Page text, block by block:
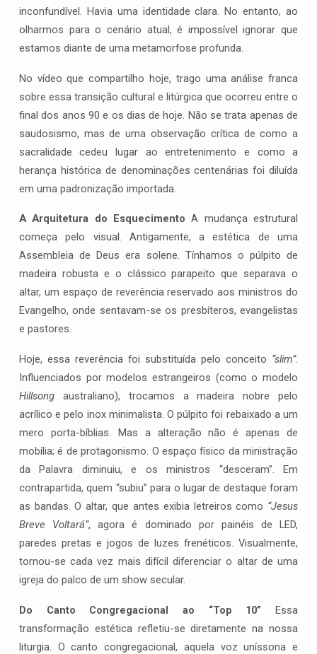
inconfundível. Havia uma identidade clara. No entanto, ao
olharmos para o cenário atual, é impossível ignorar que
estamos diante de uma metamorfose profunda.
No vídeo que compartilho hoje, trago uma análise franca
sobre essa transição cultural e litúrgica que ocorreu entre o
final dos anos 90 e os dias de hoje. Não se trata apenas de
saudosismo, mas de uma observação crítica de como a
sacralidade cedeu lugar ao entretenimento e como a
herança histórica de denominações centenárias foi diluída
em uma padronização importada.
A Arquitetura do Esquecimento A mudança estrutural
começa pelo visual. Antigamente, a estética de uma
Assembleia de Deus era solene. Tínhamos o púlpito de
madeira robusta e o clássico parapeito que separava o
altar, um espaço de reverência reservado aos ministros do
Evangelho, onde sentavam-se os presbíteros, evangelistas
e pastores.
Hoje, essa reverência foi substituída pelo conceito “slim”.
Influenciados por modelos estrangeiros (como o modelo
Hillsongaustraliano), trocamos a madeira nobre pelo
acrílico e pelo inox minimalista. O púlpito foi rebaixado a um
mero porta-bíblias. Mas a alteração não é apenas de
mobília; é de protagonismo. O espaço físico da ministração
da Palavra diminuiu, e os ministros “desceram”. Em
contrapartida, quem “subiu” para o lugar de destaque foram
as bandas. O altar, que antes exibia letreiros como “Jesus
Breve Voltará”, agora é dominado por painéis de LED,
paredes pretas e jogos de luzes frenéticos. Visualmente,
tornou-se cada vez mais difícil diferenciar o altar de uma
igreja do palco de um show secular.
Do Canto Congregacional ao “Top 10” Essa
transformação estética refletiu-se diretamente na nossa
liturgia. O canto congregacional, aquela voz uníssona e